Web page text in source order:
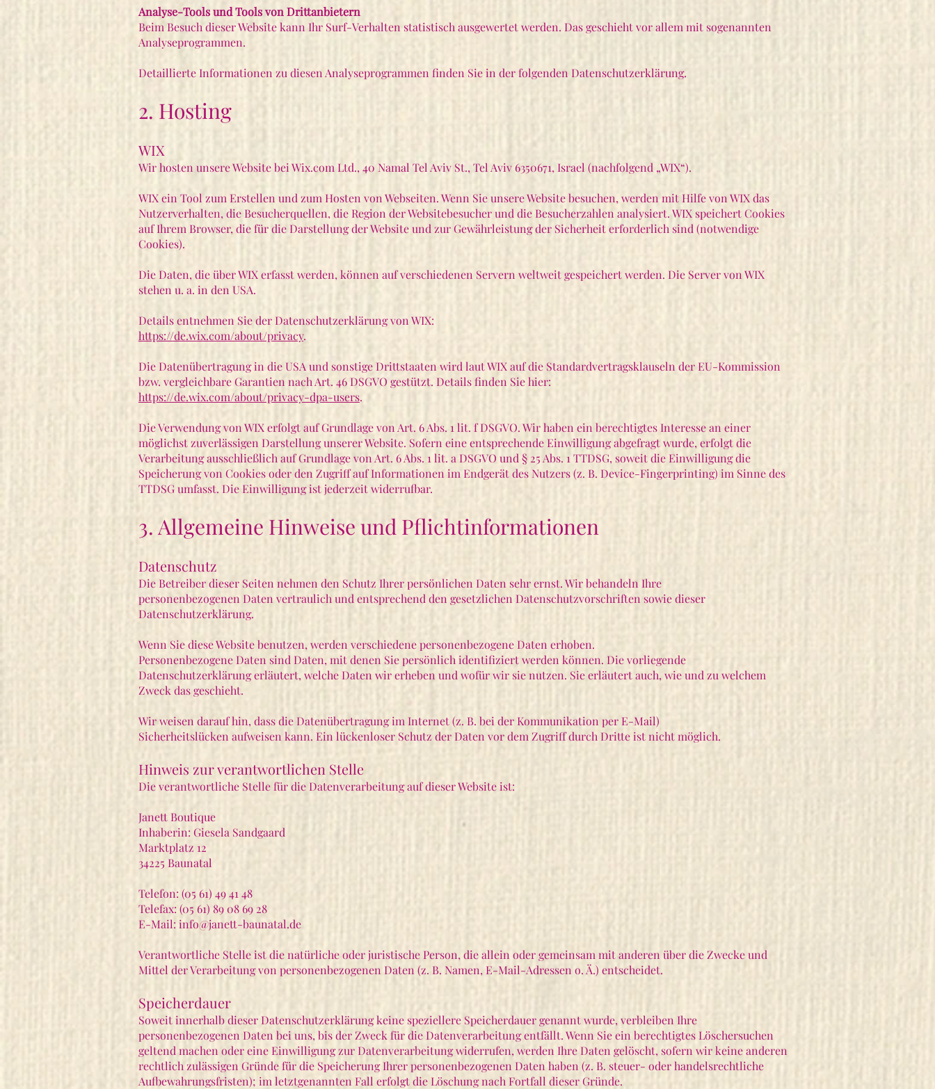
Analyse-Tools und Tools von Drittanbietern
Beim Besuch dieser Website kann Ihr Surf-Verhalten statistisch ausgewertet werden. Das geschieht vor allem mit sogenannten
Analyseprogrammen.
Detaillierte Informationen zu diesen Analyseprogrammen finden Sie in der folgenden Datenschutzerklärung.
2. Hosting
WIX
Wir hosten unsere Website bei Wix.com Ltd., 40 Namal Tel Aviv St., Tel Aviv 6350671, Israel (nachfolgend „WIX“).
WIX ein Tool zum Erstellen und zum Hosten von Webseiten. Wenn Sie unsere Website besuchen, werden mit Hilfe von WIX das
Nutzerverhalten, die Besucherquellen, die Region der Websitebesucher und die Besucherzahlen analysiert. WIX speichert Cookies
auf Ihrem Browser, die für die Darstellung der Website und zur Gewährleistung der Sicherheit erforderlich sind (notwendige
Cookies).
Die Daten, die über WIX erfasst werden, können auf verschiedenen Servern weltweit gespeichert werden. Die Server von WIX
stehen u. a. in den USA.
Details entnehmen Sie der Datenschutzerklärung von WIX:
https://de.wix.com/about/privacy.
Die Datenübertragung in die USA und sonstige Drittstaaten wird laut WIX auf die Standardvertragsklauseln der EU-Kommission
bzw. vergleichbare Garantien nach Art. 46 DSGVO gestützt. Details finden Sie hier:
https://de.wix.com/about/privacy-dpa-users.
Die Verwendung von WIX erfolgt auf Grundlage von Art. 6 Abs. 1 lit. f DSGVO. Wir haben ein berechtigtes Interesse an einer
möglichst zuverlässigen Darstellung unserer Website. Sofern eine entsprechende Einwilligung abgefragt wurde, erfolgt die
Verarbeitung ausschließlich auf Grundlage von Art. 6 Abs. 1 lit. a DSGVO und § 25 Abs. 1 TTDSG, soweit die Einwilligung die
Speicherung von Cookies oder den Zugriff auf Informationen im Endgerät des Nutzers (z. B. Device-Fingerprinting) im Sinne des
TTDSG umfasst. Die Einwilligung ist jederzeit widerrufbar.
3. Allgemeine Hinweise und Pflichtinformationen
Datenschutz
Die Betreiber dieser Seiten nehmen den Schutz Ihrer persönlichen Daten sehr ernst. Wir behandeln Ihre
personenbezogenen Daten vertraulich und entsprechend den gesetzlichen Datenschutzvorschriften sowie dieser
Datenschutzerklärung.
Wenn Sie diese Website benutzen, werden verschiedene personenbezogene Daten erhoben.
Personenbezogene Daten sind Daten, mit denen Sie persönlich identifiziert werden können. Die vorliegende
Datenschutzerklärung erläutert, welche Daten wir erheben und wofür wir sie nutzen. Sie erläutert auch, wie und zu welchem
Zweck das geschieht.
Wir weisen darauf hin, dass die Datenübertragung im Internet (z. B. bei der Kommunikation per E-Mail)
Sicherheitslücken aufweisen kann. Ein lückenloser Schutz der Daten vor dem Zugriff durch Dritte ist nicht möglich.
Hinweis zur verantwortlichen Stelle
Die verantwortliche Stelle für die Datenverarbeitung auf dieser Website ist:
Janett Boutique
Inhaberin: Giesela Sandgaard
Marktplatz 12
34225 Baunatal
Telefon: (05 61) 49 41 48
Telefax: (05 61) 89 08 69 28
E-Mail: info@janett-baunatal.de
Verantwortliche Stelle ist die natürliche oder juristische Person, die allein oder gemeinsam mit anderen über die Zwecke und
Mittel der Verarbeitung von personenbezogenen Daten (z. B. Namen, E-Mail-Adressen o. Ä.) entscheidet.
Speicherdauer
Soweit innerhalb dieser Datenschutzerklärung keine speziellere Speicherdauer genannt wurde, verbleiben Ihre
personenbezogenen Daten bei uns, bis der Zweck für die Datenverarbeitung entfällt. Wenn Sie ein berechtigtes Löschersuchen
geltend machen oder eine Einwilligung zur Datenverarbeitung widerrufen, werden Ihre Daten gelöscht, sofern wir keine anderen
rechtlich zulässigen Gründe für die Speicherung Ihrer personenbezogenen Daten haben (z. B. steuer- oder handelsrechtliche
Aufbewahrungsfristen); im letztgenannten Fall erfolgt die Löschung nach Fortfall dieser Gründe.